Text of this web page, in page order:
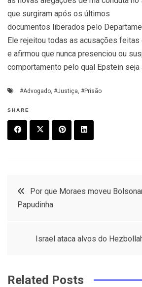
que surgiram após os últimos
documentos liberados pelo
Ele rejeitou todas as acusações feitas
e afirmou que nunca presenciou ou
comportamento pelo qual Epstein seja
#Advogado, #Justiça, #Prisão
SHARE
t
e
e
Post
navigation
Por que Moraes moveu
Papudinha
Israel ataca alvos do
Related Posts